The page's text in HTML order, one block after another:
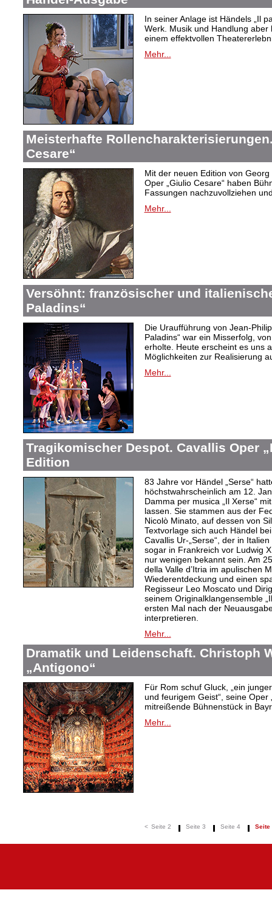
In seiner Anlage ist Händels „Il
Werk. Musik und Handlung
einem effektvollen
Mehr...
Meisterhafte
Cesare“
Mit der neuen Edition von
Oper „Giulio Cesare“ haben
Fassungen nachzuvollziehen
Mehr...
Versöhnt: französischer und
Paladins“
Die Uraufführung von Jean-
Paladins“ war ein Misserfolg,
erholte. Heute erscheint es uns
Möglichkeiten zur Realisierung
Mehr...
Tragikomischer Despot. Cavallis Oper
Edition
83 Jahre vor Händel „Serse“
höchstwahrscheinlich am 12.
Damma per musica „Il Xerse“
lassen. Sie stammen aus der
Nicolò Minato, auf dessen von
Textvorlage sich auch Händel
Cavallis Ur-„Serse“, der in
sogar in Frankreich vor Ludwig
nur wenigen bekannt sein. Am
della Valle d’Itria im apulischen
Wiederentdeckung und einen
Regisseur Leo Moscato und
seinem Originalklangensemble
ersten Mal nach der
interpretieren.
Mehr...
Dramatik und Leidenschaft. Christoph
„Antigono“
Für Rom schuf Gluck, „ein
und feurigem Geist“, seine Oper
mitreißende Bühnenstück in
Mehr...
< Seite 2 Seite 3 Seite 4 Seite